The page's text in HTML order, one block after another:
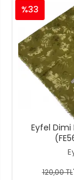
Eyfel Dimi
%33
120,00 TL